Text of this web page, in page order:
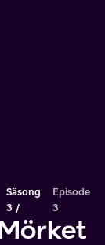
Säsong
3
Episode
3